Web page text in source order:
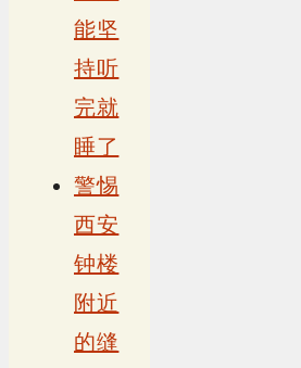
能坚
持听
完就
睡了
警惕
西安
钟楼
附近
的缝